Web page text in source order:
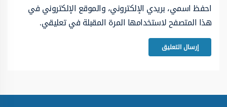
احفظ اسمي، بريدي الإلكتروني، والموقع الإلكتروني في
هذا المتصفح لاستخدامها المرة المقبلة في تعليقي.